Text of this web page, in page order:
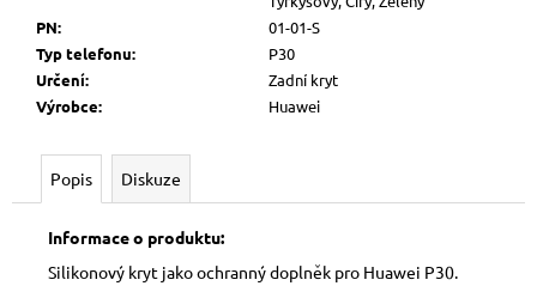
PN:
01-01-S
Typ telefonu:
P30
Určení:
Zadní kryt
Výrobce: Huawei
Popis Diskuze
Informace o produktu:
Silikonový kryt jako ochranný doplněk pro Huawei P30.